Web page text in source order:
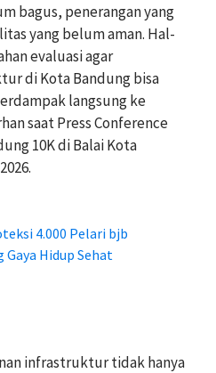
bagus, penerangan yang
yang belum aman. Hal-
evaluasi agar
di Kota Bandung bisa
langsung ke
saat Press Conference
10K di Balai Kota
4.000 Pelari bjb
Hidup Sehat
infrastruktur tidak hanya